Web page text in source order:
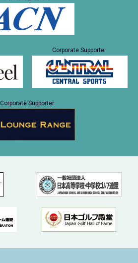
Corporate Supporter
Corporate Supporter